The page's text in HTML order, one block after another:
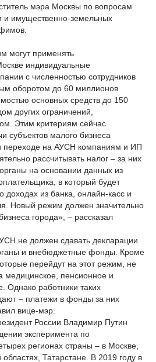
мэра Москвы по вопросам
и имущественно-земельных
могут применять
индивидуальные
с численностью сотрудников
оборотом до 60 миллионов
основных средств до 150
других ограничений,
Этим критериям сейчас
субъектов малого бизнеса
переходе на АУСН компаниям и ИП
рассчитывать налог – за них
на основании данных из
в который будет
доходах из банка, онлайн-касс и
Новый режим должен значительно
города», – рассказал
не должен сдавать декларации
и внебюджетные фонды. Кроме
перейдут на этот режим, не
медицинское, пенсионное и
Однако работники таких
– платежи в фонды за них
вице-мэр.
России Владимир Путин
эксперимента по
регионах страны – в Москве,
Татарстане. В 2019 году в